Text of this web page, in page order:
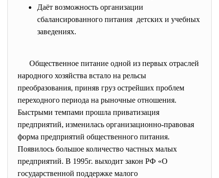
Даёт возможность организации
сбалансированного питания детских и учебных
заведениях.
Общественное питание одной из первых отраслей
народного хозяйства встало на рельсы
преобразования, приняв груз острейших проблем
переходного периода на рыночные отношения.
Быстрыми темпами прошла приватизация
предприятий, изменилась организационно-правовая
форма предприятий общественного питания.
Появилось большое количество частных малых
предприятий. В 1995г. выходит закон РФ «О
государственной поддержке малого